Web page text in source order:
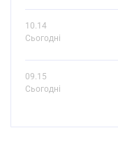
10.14
Сьогодні
09.15
Сьогодні